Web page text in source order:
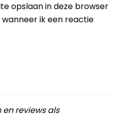
opslaan in deze browser
ik een reactie
en reviews als